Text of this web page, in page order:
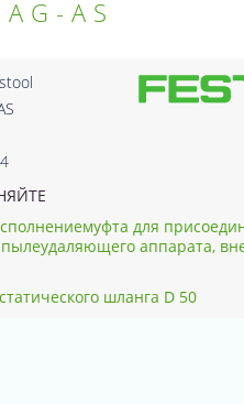
AS
для
аппарата,
шланга D 50